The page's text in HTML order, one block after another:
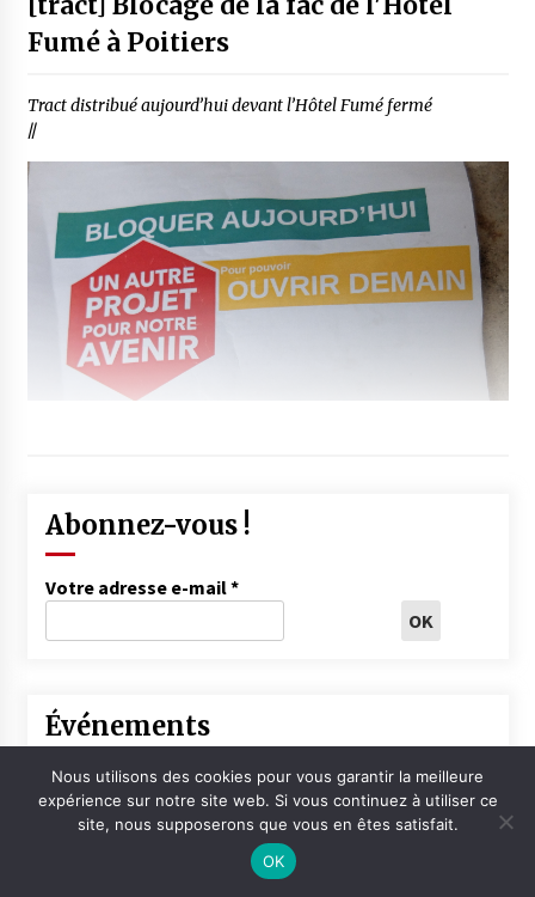
Fumé à Poitiers
Tract distribué aujourd’hui devant l’Hôtel Fumé fermé
//
Abonnez-vous !
Votre adresse e-mail*
Événements
le 12 août 2026 16:00
« Le troisième pas » à
Chauvigny
Nous utilisons des cookies pour vous garantir la meilleure
expérience sur notre site web. Si vous continuez à utiliser ce
site, nous supposerons que vous en êtes satisfait.
OK